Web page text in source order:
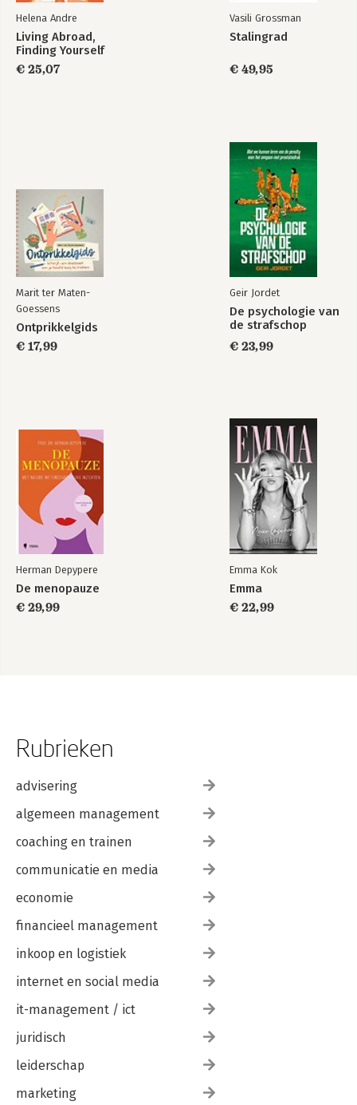
Helena Andre
Living Abroad,
Finding Yourself
€ 25,07
Vasili Grossman
Stalingrad
€ 49,95
Marit ter Maten-
Goessens
Ontprikkelgids
€ 17,99
Geir Jordet
De psychologie van
de strafschop
€ 23,99
Herman Depypere
De menopauze
€ 29,99
Emma Kok
Emma
€ 22,99
Rubrieken
advisering
algemeen management
coaching en trainen
communicatie en media
economie
financieel management
inkoop en logistiek
internet en social media
it-management / ict
juridisch
leiderschap
marketing